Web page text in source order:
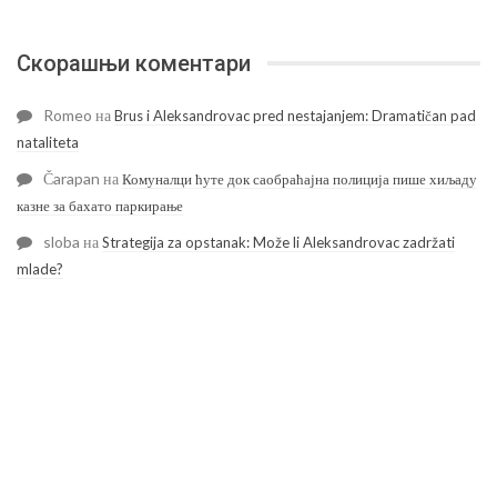
Скорашњи коментари
Romeo наBrus i Aleksandrovac pred nestajanjem: Dramatičan pad
nataliteta
Čarapan наКомуналци ћуте док саобраћајна полиција пише хиљаду
казне за бахато паркирање
sloba наStrategija za opstanak: Može li Aleksandrovac zadržati
mlade?